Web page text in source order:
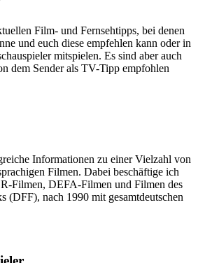
Film- und Fernsehtipps, bei denen
und euch diese empfehlen kann oder in
mitspielen. Es sind aber auch
dem Sender als TV-Tipp empfohlen
Informationen zu einer Vielzahl von
Filmen. Dabei beschäftige ich
Filmen, DEFA-Filmen und Filmen des
(DFF), nach 1990 mit gesamtdeutschen